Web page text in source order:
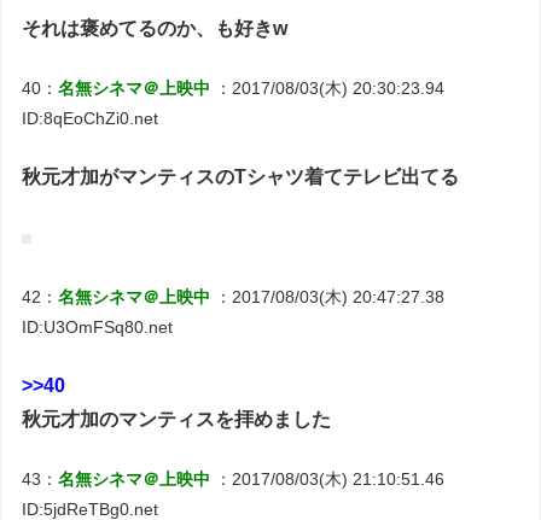
それは褒めてるのか、も好きw
40：名無シネマ＠上映中
：2017/08/03(木) 20:30:23.94
ID:8qEoChZi0.net
秋元才加がマンティスのTシャツ着てテレビ出てる
42：名無シネマ＠上映中
：2017/08/03(木) 20:47:27.38
ID:U3OmFSq80.net
>>40
秋元才加のマンティスを拝めました
43：名無シネマ＠上映中
：2017/08/03(木) 21:10:51.46
ID:5jdReTBg0.net